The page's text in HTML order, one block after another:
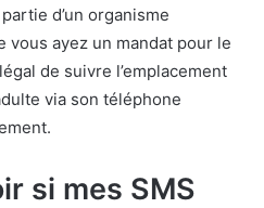
d’un organisme
vous ayez un mandat pour le
de suivre l’emplacement
via son téléphone
si mes SMS